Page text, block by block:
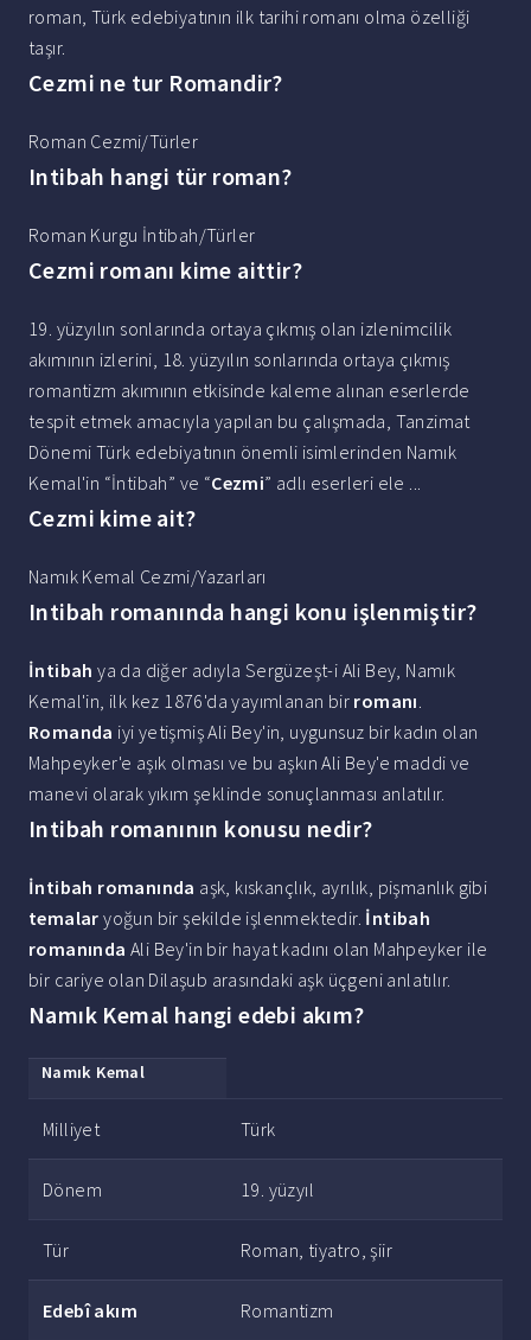
roman, Türk edebiyatının ilk tarihi romanı olma özelliği
taşır.
Cezmi ne tur Romandir?
Roman Cezmi/Türler
Intibah hangi tür roman?
Roman Kurgu İntibah/Türler
Cezmi romanı kime aittir?
19. yüzyılın sonlarında ortaya çıkmış olan izlenimcilik
akımının izlerini, 18. yüzyılın sonlarında ortaya çıkmış
romantizm akımının etkisinde kaleme alınan eserlerde
tespit etmek amacıyla yapılan bu çalışmada, Tanzimat
Dönemi Türk edebiyatının önemli isimlerinden Namık
Kemal'in “İntibah” ve “Cezmi” adlı eserleri ele ...
Cezmi kime ait?
Namık Kemal Cezmi/Yazarları
Intibah romanında hangi konu işlenmiştir?
İntibah ya da diğer adıyla Sergüzeşt-i Ali Bey, Namık
Kemal'in, ilk kez 1876'da yayımlanan bir romanı.
Romanda iyi yetişmiş Ali Bey'in, uygunsuz bir kadın olan
Mahpeyker'e aşık olması ve bu aşkın Ali Bey'e maddi ve
manevi olarak yıkım şeklinde sonuçlanması anlatılır.
Intibah romanının konusu nedir?
İntibah romanında aşk, kıskançlık, ayrılık, pişmanlık gibi
temalar yoğun bir şekilde işlenmektedir. İntibah
romanında Ali Bey'in bir hayat kadını olan Mahpeyker ile
bir cariye olan Dilaşub arasındaki aşk üçgeni anlatılır.
Namık Kemal hangi edebi akım?
Namık Kemal
Milliyet Türk
Dönem 19. yüzyıl
Tür Roman, tiyatro, şiir
Edebî akım Romantizm